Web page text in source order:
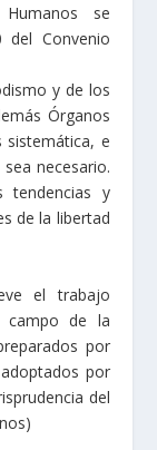
se
del Convenio
y de los
Órganos
sistemática, e
necesario.
tendencias y
de la libertad
el trabajo
campo de la
por
por
del